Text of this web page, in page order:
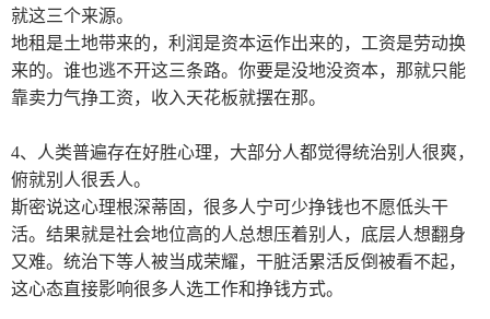
就这三个来源。
地租是土地带来的，利润是资本运作出来的，工资是劳动换
来的。谁也逃不开这三条路。你要是没地没资本，那就只能
靠卖力气挣工资，收入天花板就摆在那。
4、人类普遍存在好胜心理，大部分人都觉得统治别人很爽，
俯就别人很丢人。
斯密说这心理根深蒂固，很多人宁可少挣钱也不愿低头干
活。结果就是社会地位高的人总想压着别人，底层人想翻身
又难。统治下等人被当成荣耀，干脏活累活反倒被看不起，
这心态直接影响很多人选工作和挣钱方式。